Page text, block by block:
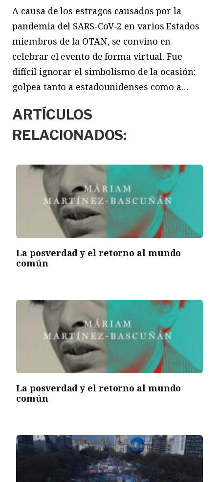
A causa de los estragos causados por la
pandemia del SARS-CoV-2 en varios Estados
miembros de la OTAN, se convino en
celebrar el evento de forma virtual. Fue
difícil ignorar el simbolismo de la ocasión:
golpea tanto a estadounidenses como a…
ARTÍCULOS
RELACIONADOS:
La posverdad y el retorno al mundo
común
La posverdad y el retorno al mundo
común